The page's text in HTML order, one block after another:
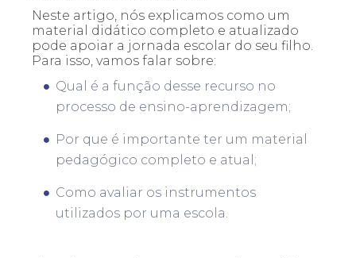
Neste artigo, nós explicamos como um
material didático completo e atualizado
pode apoiar a jornada escolar do seu filho.
Para isso, vamos falar sobre:
Qual é a função desse recurso no
processo de ensino-aprendizagem;
Por que é importante ter um material
pedagógico completo e atual;
Como avaliar os instrumentos
utilizados por uma escola.